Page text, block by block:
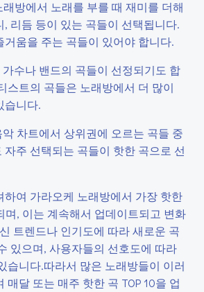
방에서 노래를 부를 때 재미를 더해
, 리듬 등이 있는 곡들이 선택됩니다.
거움을 주는 곡들이 있어야 합니다.
수나 밴드의 곡들이 선정되기도 합
스트의 곡들은 노래방에서 더 많이
습니다.
차트에서 상위권에 오르는 곡들 중
자주 선택되는 곡들이 핫한 곡으로 선
하여 가라오케 노래방에서 가장 핫한
며, 이는 계속해서 업데이트되고 변화
트렌드나 인기도에 따라 새로운 곡
있으며, 사용자들의 선호도에 따라
습니다.따라서 많은 노래방들이 이러
매달 또는 매주 핫한 곡 TOP 10을 업